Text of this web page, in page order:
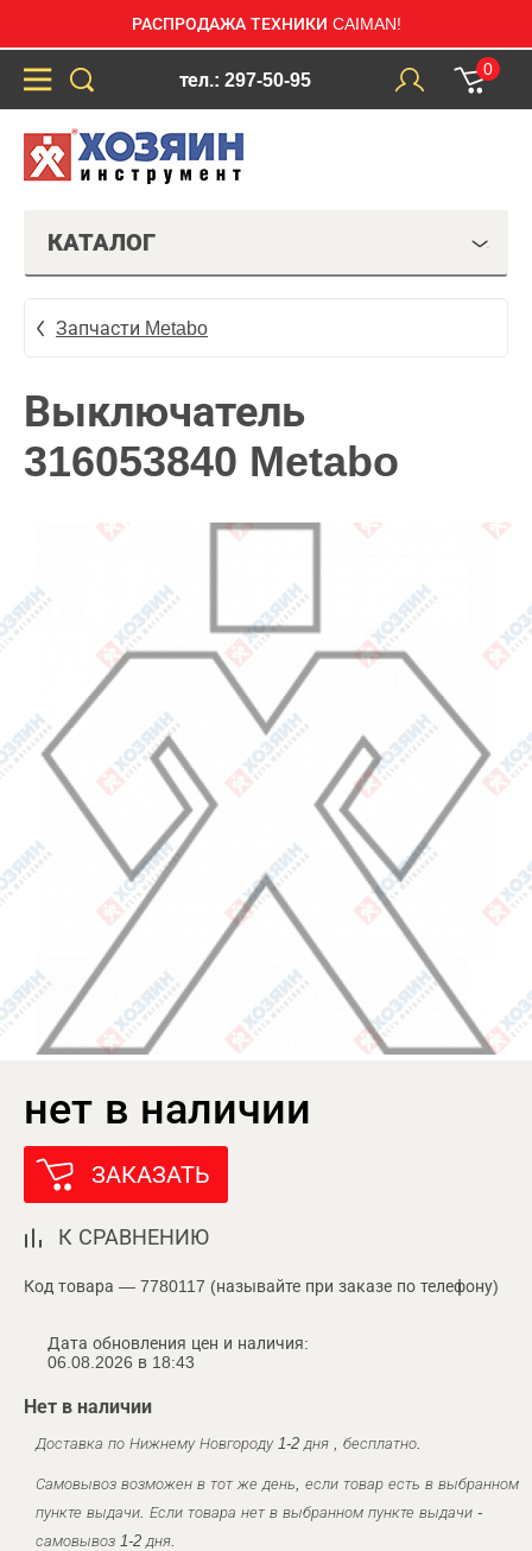
РАСПРОДАЖА ТЕХНИКИ CAIMAN!
тел.: 297-50-95
0
КАТАЛОГ
Запчасти Metabo
Выключатель
316053840 Metabo
нет в наличии
ЗАКАЗАТЬ
К СРАВНЕНИЮ
Код товара — 7780117 (называйте при заказе по телефону)
Дата обновления цен и наличия:
06.08.2026 в 18:43
Нет в наличии
Доставка по Нижнему Новгороду 1-2 дня , бесплатно.
Самовывоз возможен в тот же день, если товар есть в выбранном
пункте выдачи. Если товара нет в выбранном пункте выдачи -
самовывоз 1-2 дня.